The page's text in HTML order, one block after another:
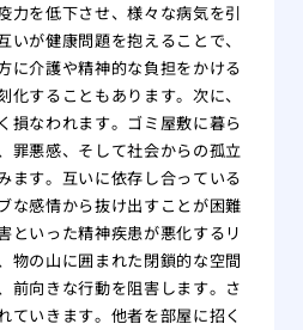
力を低下させ、様々な病気を引
いが健康問題を抱えることで、
に介護や精神的な負担をかける
化することもあります。次に、
損なわれます。ゴミ屋敷に暮ら
罪悪感、そして社会からの孤立
ます。互いに依存し合っている
な感情から抜け出すことが困難
といった精神疾患が悪化するリ
物の山に囲まれた閉鎖的な空間
前向きな行動を阻害します。さ
ていきます。他者を部屋に招く